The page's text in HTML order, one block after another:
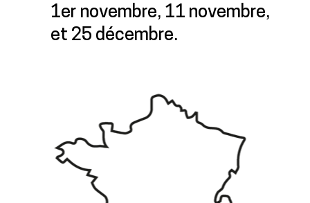
1er novembre, 11 novembre,
et 25 décembre.